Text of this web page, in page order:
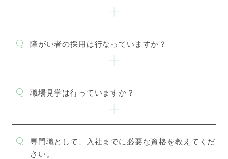
エントリーはこちら
障がい者の採用は行なっていますか？
職場見学は行っていますか？
専門職として、入社までに必要な資格を教えてくだ
さい。